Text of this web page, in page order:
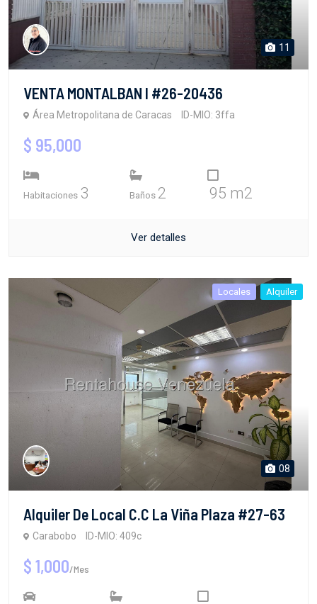
11
VENTA MONTALBAN I #26-20436
Área Metropolitana de Caracas ID-MIO: 3ffa
$ 95,000
Habitaciones 3 Baños 2 95 m2
Ver detalles
Locales Alquiler
08
Alquiler De Local C.C La Viña Plaza #27-63
Carabobo ID-MIO: 409c
$ 1,000/Mes